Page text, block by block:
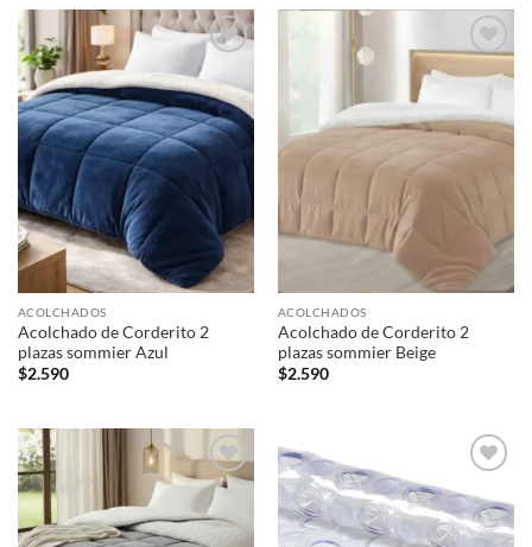
Añadir
a la
lista de
deseos
ACOLCHADOS
Acolchado de Corderito 2
plazas sommier Azul
$2.590
deseos
ACOLCHADOS
Acolchado de Corderito 2
plazas sommier Beige
$2.590
Añadir
a la
lista de
deseos
a la
lista de
deseos